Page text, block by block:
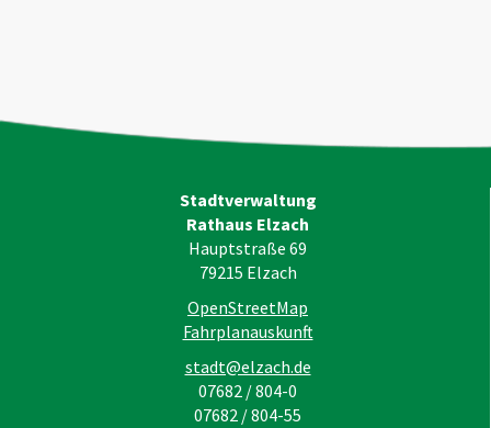
Stadtverwaltung
Rathaus Elzach
Hauptstraße 69
79215 Elzach
OpenStreetMap
Fahrplanauskunft
stadt@elzach.de
07682 / 804-0
07682 / 804-55